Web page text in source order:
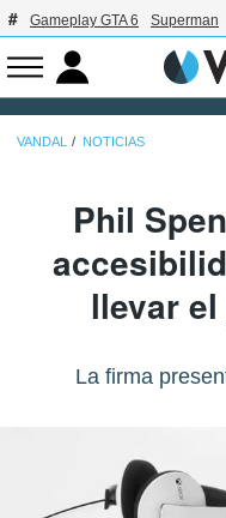
Gameplay GTA 6 Superman
VANDAL NOTICIAS
Phil
llevar
La firma